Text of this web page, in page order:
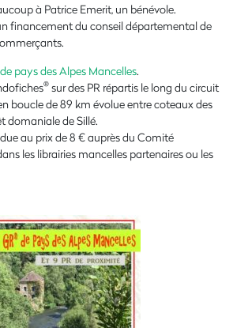
à Patrice Emerit, un bénévole.
financement du conseil départemental de
de pays des Alpes Mancelles.
® sur des PR répartis le long du circuit
boucle de 89 km évolue entre coteaux des
domaniale de Sillé.
au prix de 8 € auprès du Comité
les librairies mancelles partenaires ou les